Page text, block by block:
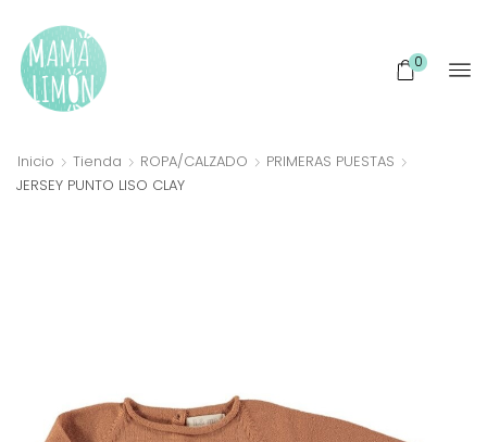
0
Inicio Tienda ROPA/CALZADO
PRIMERAS PUESTAS
JERSEY PUNTO LISO CLAY